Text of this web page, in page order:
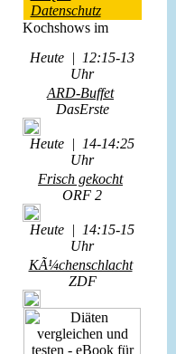
Datenschutz
Heute | 12:15-13
Uhr
ARD-Buffet
DasErste
Heute | 14-14:25
Uhr
Frisch gekocht
ORF 2
Heute | 14:15-15
Uhr
KÃ¼chenschlacht
ZDF